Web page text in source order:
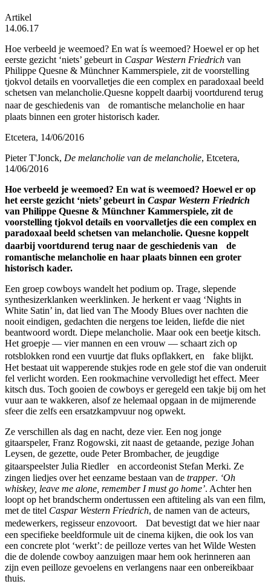
Artikel
14.06.17
Hoe verbeeld je weemoed? En wat ís weemoed? Hoewel er op het
eerste gezicht ‘niets’ gebeurt in Caspar Western Friedrich van
Philippe Quesne & Münchner Kammerspiele, zit de voorstelling
tjokvol details en voorvalletjes die een complex en paradoxaal beeld
schetsen van melancholie.Quesne koppelt daarbij voortdurend terug
naar de geschiedenis van de romantische melancholie en haar
plaats binnen een groter historisch kader.
Etcetera, 14/06/2016
Pieter T'Jonck, De melancholie van de melancholie, Etcetera,
14/06/2016
Hoe verbeeld je weemoed? En wat ís weemoed? Hoewel er op
het eerste gezicht ‘niets’ gebeurt in Caspar Western Friedrich
van Philippe Quesne & Münchner Kammerspiele, zit de
voorstelling tjokvol details en voorvalletjes die een complex en
paradoxaal beeld schetsen van melancholie. Quesne koppelt
daarbij voortdurend terug naar de geschiedenis van
de
romantische melancholie en haar plaats binnen een groter
historisch kader.
Een groep cowboys wandelt het podium op. Trage, slepende
synthesizerklanken weerklinken. Je herkent er vaag ‘Nights in
White Satin’ in, dat lied van The Moody Blues over nachten die
nooit eindigen, gedachten die nergens toe leiden, liefde die niet
beantwoord wordt. Diepe melancholie. Maar ook een beetje kitsch.
Het groepje — vier mannen en een vrouw — schaart zich op
rotsblokken rond een vuurtje dat fluks opflakkert, en fake blijkt.
Het bestaat uit wapperende stukjes rode en gele stof die van onderuit
fel verlicht worden. Een rookmachine vervolledigt het effect. Meer
kitsch dus. Toch gooien de cowboys er geregeld een takje bij om het
vuur aan te wakkeren, alsof ze helemaal opgaan in de mijmerende
sfeer die zelfs een ersatzkampvuur nog opwekt.
Ze verschillen als dag en nacht, deze vier. Een nog jonge
gitaarspeler, Franz Rogowski, zit naast de getaande, pezige Johan
Leysen, de gezette, oude Peter Brombacher, de jeugdige
gitaarspeelster Julia Riedler en accordeonist Stefan Merki. Ze
zingen liedjes over het eenzame bestaan van de trapper. ‘Oh
whiskey, leave me alone, remember I must go home’. Achter hen
loopt op het brandscherm ondertussen een aftiteling als van een film,
met de titel Caspar Western Friedrich, de namen van de acteurs,
medewerkers, regisseur enzovoort. Dat bevestigt dat we hier naar
een specifieke beeldformule uit de cinema kijken, die ook los van
een concrete plot ‘werkt’: de peilloze vertes van het Wilde Westen
die de dolende cowboy aanzuigen maar hem ook herinneren aan
zijn even peilloze gevoelens en verlangens naar een onbereikbaar
thuis.